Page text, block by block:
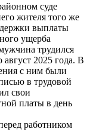
суде
жителя того же
выплаты
ущерба
трудился
2025 года. В
с ним были
в трудовой
свои
платы в день
работником